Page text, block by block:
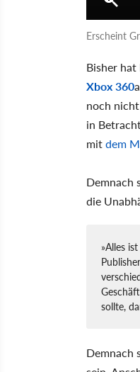
Erscheint
Bisher hat
Xbox 360
noch
in
mitdem
Demnach
die
»Alles
sollte,
Demnach